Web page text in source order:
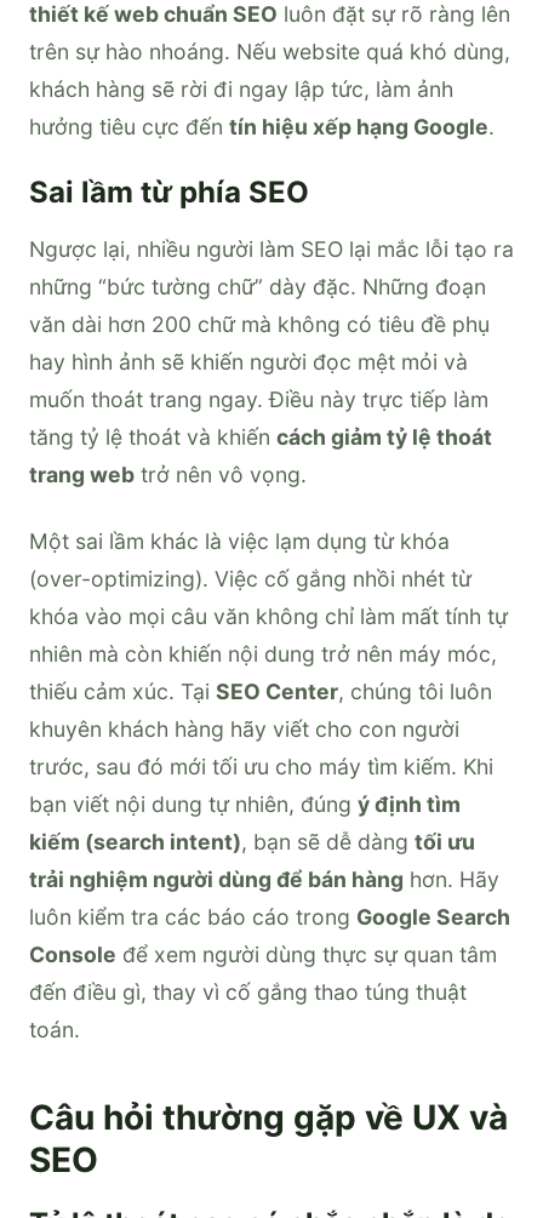
thiết kế web chuẩn SEO luôn đặt sự rõ ràng lên
trên sự hào nhoáng. Nếu website quá khó dùng,
khách hàng sẽ rời đi ngay lập tức, làm ảnh
hưởng tiêu cực đến tín hiệu xếp hạng Google.
Sai lầm từ phía SEO
Ngược lại, nhiều người làm SEO lại mắc lỗi tạo ra
những “bức tường chữ” dày đặc. Những đoạn
văn dài hơn 200 chữ mà không có tiêu đề phụ
hay hình ảnh sẽ khiến người đọc mệt mỏi và
muốn thoát trang ngay. Điều này trực tiếp làm
tăng tỷ lệ thoát và khiến cách giảm tỷ lệ thoát
trang web trở nên vô vọng.
Một sai lầm khác là việc lạm dụng từ khóa
(over-optimizing). Việc cố gắng nhồi nhét từ
khóa vào mọi câu văn không chỉ làm mất tính tự
nhiên mà còn khiến nội dung trở nên máy móc,
thiếu cảm xúc. Tại SEO Center, chúng tôi luôn
khuyên khách hàng hãy viết cho con người
trước, sau đó mới tối ưu cho máy tìm kiếm. Khi
bạn viết nội dung tự nhiên, đúng ý định tìm
kiếm (search intent), bạn sẽ dễ dàng tối ưu
trải nghiệm người dùng để bán hàng hơn. Hãy
luôn kiểm tra các báo cáo trong Google Search
Console để xem người dùng thực sự quan tâm
đến điều gì, thay vì cố gắng thao túng thuật
toán.
Câu hỏi thường gặp về UX và
SEO